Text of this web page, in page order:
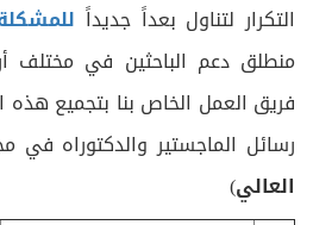
التكرار لتناول بعداً جديداً
منطلق دعم الباحثين في مختلف
فريق العمل الخاص بنا بتجميع هذه
رسائل الماجستير والدكتوراه في
العالي)